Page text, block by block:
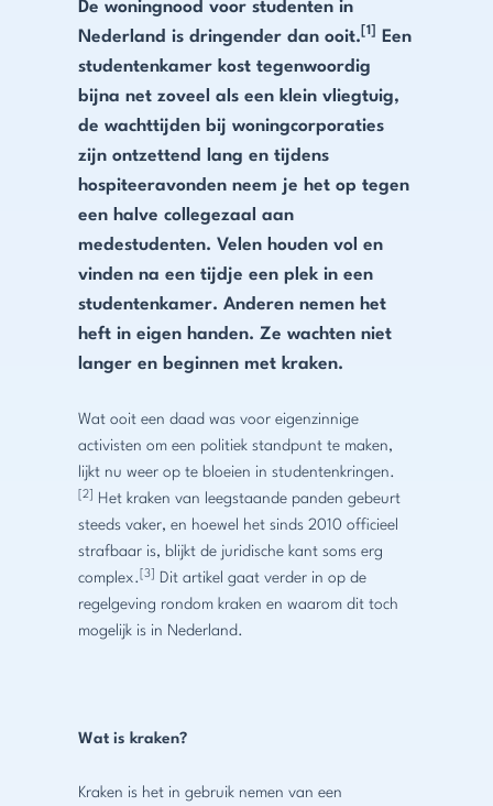
De woningnood voor studenten in
Nederland is dringender dan ooit. [1]
Een
studentenkamer kost tegenwoordig
bijna net zoveel als een klein vliegtuig,
de wachttijden bij woningcorporaties
zijn ontzettend lang en tijdens
hospiteeravonden neem je het op tegen
een halve collegezaal aan
medestudenten. Velen houden vol en
vinden na een tijdje een plek in een
studentenkamer. Anderen nemen het
heft in eigen handen. Ze wachten niet
langer en beginnen met kraken.
Wat ooit een daad was voor eigenzinnige
activisten om een politiek standpunt te maken,
lijkt nu weer op te bloeien in studentenkringen.
[2]
Het kraken van leegstaande panden gebeurt
steeds vaker, en hoewel het sinds 2010 officieel
strafbaar is, blijkt de juridische kant soms erg
complex. [3]
Dit artikel gaat verder in op de
regelgeving rondom kraken en waarom dit toch
mogelijk is in Nederland.
Wat is kraken?
Kraken is het in gebruik nemen van een